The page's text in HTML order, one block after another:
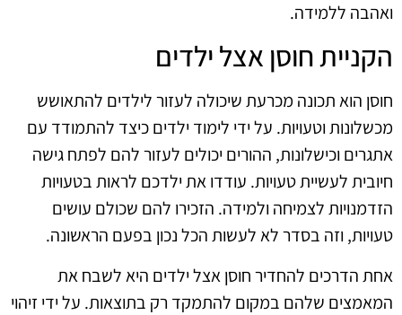
ואהבה ללמידה.
הקניית חוסן אצל ילדים
חוסן הוא תכונה מכרעת שיכולה לעזור לילדים להתאושש
מכשלונות וטעויות. על ידי לימוד ילדים כיצד להתמודד עם
אתגרים וכישלונות, ההורים יכולים לעזור להם לפתח גישה
חיובית לעשיית טעויות. עודדו את ילדכם לראות בטעויות
הזדמנויות לצמיחה ולמידה. הזכירו להם שכולם עושים
טעויות, וזה בסדר לא לעשות הכל נכון בפעם הראשונה.
אחת הדרכים להחדיר חוסן אצל ילדים היא לשבח את
המאמצים שלהם במקום להתמקד רק בתוצאות. על ידי זיהוי